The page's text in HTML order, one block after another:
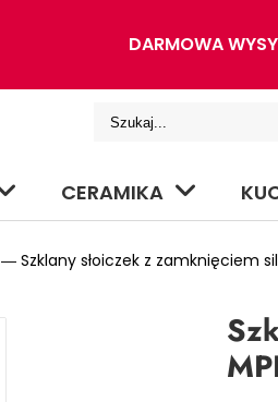
DARMOWA
CERAMIKA
― Szklany słoiczek z zamknięciem